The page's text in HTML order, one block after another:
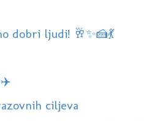
dobri ljudi! 🥂✨️🍰💃
ciljeva